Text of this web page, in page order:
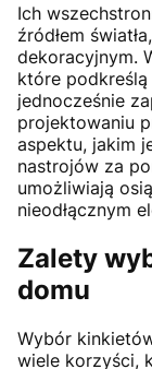
Ich
źródłem
dekoracyjnym.
które
jednocześnie
projektowaniu
aspektu, jakim
nastrojów za
umożliwiają
nieodłącznym
Zalety
domu
Wybór
wiele korzyści,